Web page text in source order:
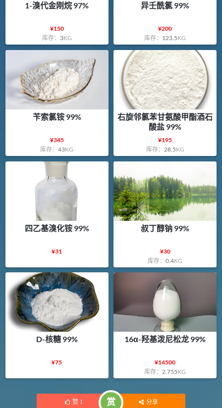
1-溴代金刚烷 97%
¥150
库存： 3KG
异壬酰氯 99%
¥200
库存： 123.5KG
苄索氯铵 99%
¥345
库存：43KG
右旋邻氯苯甘氨酸甲酯酒石
酸盐 99%
¥195
库存： 28.5KG
四乙基溴化铵 99%
¥31
叔丁醇钠 99%
¥30
库存：0.4KG
D-核糖 99%
¥75
16α-羟基泼尼松龙 99%
¥14500
库存：2.755KG
赞 1 赏 分享